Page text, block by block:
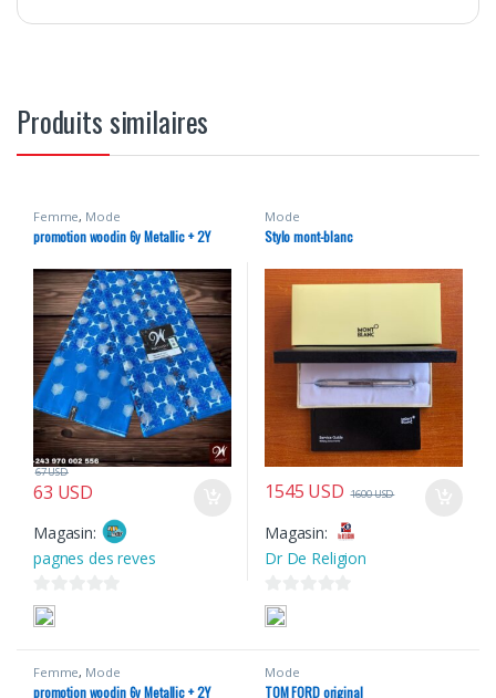
Produits similaires
Femme, Mode
promotion woodin 6y Metallic + 2Y
63 USD
67USD
Magasin:
pagnes des reves
0
s
r
Mode
Stylo mont-blanc
1545 USD 1600USD
Magasin:
Dr De Religion
0
s
r
Femme, Mode
promotion woodin 6y Metallic + 2Y
Mode
TOM FORD original